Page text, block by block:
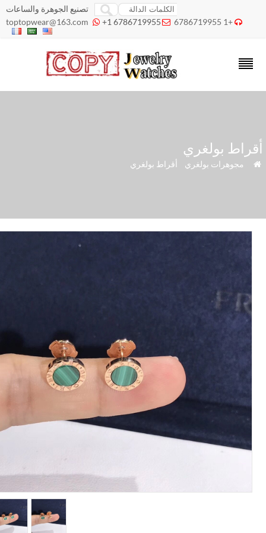
تصنيع الجوهرة والساعات
+1 6786719955

toptopwear@163.com  +1 6786719955
بولغري
»مجوهرات بولغري»أقراط بولغري